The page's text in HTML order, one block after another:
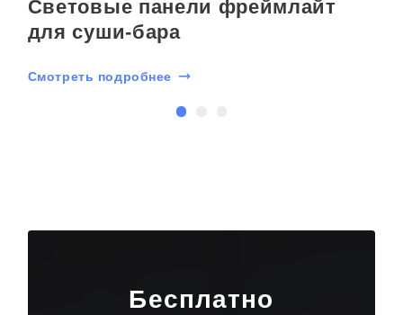
Световые панели фреймлайт
для суши-бара
Смотреть подробнее
Бесплатно